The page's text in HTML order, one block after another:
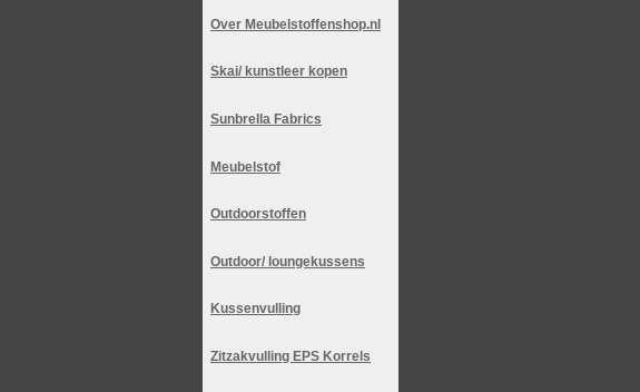
Over Meubelstoffenshop.nl
Skai/ kunstleer kopen
Sunbrella Fabrics
Meubelstof
Outdoorstoffen
Outdoor/ loungekussens
Kussenvulling
Zitzakvulling EPS Korrels